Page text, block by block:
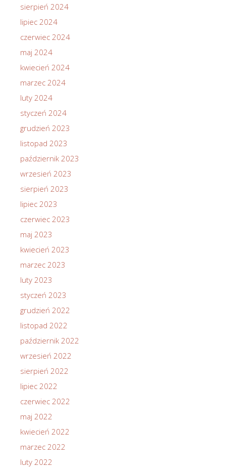
sierpień 2024
lipiec 2024
czerwiec 2024
maj 2024
kwiecień 2024
marzec 2024
luty 2024
styczeń 2024
grudzień 2023
listopad 2023
październik 2023
wrzesień 2023
sierpień 2023
lipiec 2023
czerwiec 2023
maj 2023
kwiecień 2023
marzec 2023
luty 2023
styczeń 2023
grudzień 2022
listopad 2022
październik 2022
wrzesień 2022
sierpień 2022
lipiec 2022
czerwiec 2022
maj 2022
kwiecień 2022
marzec 2022
luty 2022